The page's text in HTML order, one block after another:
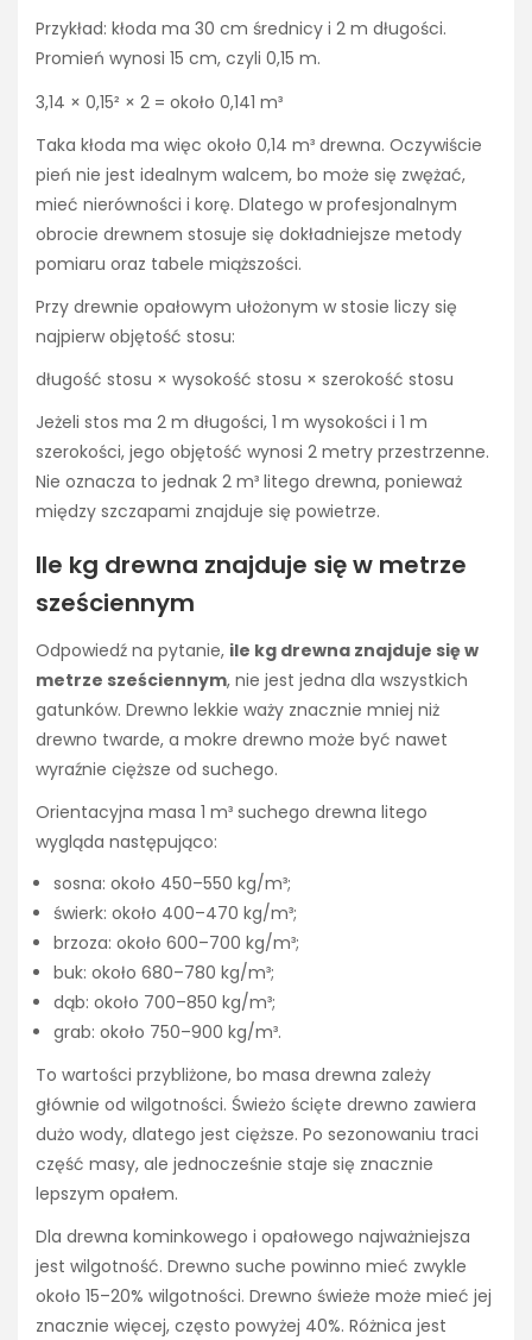
Przykład: kłoda ma 30 cm średnicy i 2 m długości.
Promień wynosi 15 cm, czyli 0,15 m.
3,14 × 0,15² × 2 = około 0,141 m³
Taka kłoda ma więc około 0,14 m³ drewna. Oczywiście
pień nie jest idealnym walcem, bo może się zwężać,
mieć nierówności i korę. Dlatego w profesjonalnym
obrocie drewnem stosuje się dokładniejsze metody
pomiaru oraz tabele miąższości.
Przy drewnie opałowym ułożonym w stosie liczy się
najpierw objętość stosu:
długość stosu × wysokość stosu × szerokość stosu
Jeżeli stos ma 2 m długości, 1 m wysokości i 1 m
szerokości, jego objętość wynosi 2 metry przestrzenne.
Nie oznacza to jednak 2 m³ litego drewna, ponieważ
między szczapami znajduje się powietrze.
Ile kg drewna znajduje się w metrze
sześciennym
Odpowiedź na pytanie, ile kg drewna znajduje się w
metrze sześciennym, nie jest jedna dla wszystkich
gatunków. Drewno lekkie waży znacznie mniej niż
drewno twarde, a mokre drewno może być nawet
wyraźnie cięższe od suchego.
Orientacyjna masa 1 m³ suchego drewna litego
wygląda następująco:
sosna: około 450–550 kg/m³;
świerk: około 400–470 kg/m³;
brzoza: około 600–700 kg/m³;
buk: około 680–780 kg/m³;
dąb: około 700–850 kg/m³;
grab: około 750–900 kg/m³.
To wartości przybliżone, bo masa drewna zależy
głównie od wilgotności. Świeżo ścięte drewno zawiera
dużo wody, dlatego jest cięższe. Po sezonowaniu traci
część masy, ale jednocześnie staje się znacznie
lepszym opałem.
Dla drewna kominkowego i opałowego najważniejsza
jest wilgotność. Drewno suche powinno mieć zwykle
około 15–20% wilgotności. Drewno świeże może mieć jej
znacznie więcej, często powyżej 40%. Różnica jest